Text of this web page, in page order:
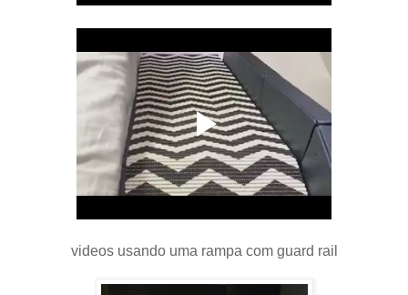
videos usando uma rampa com guard rail